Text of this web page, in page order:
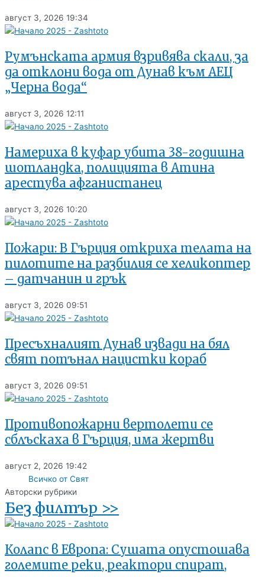
август 3, 2026 19:34
Румънската армия взривява скали, за
да отклони вода от Дунав към АЕЦ
„Черна вода“
август 3, 2026 12:11
Намериха в куфар убита 38-годишна
шотландка, полицията в Атина
арестува афганистанец
август 3, 2026 10:20
Пожари: В Гърция откриха телата на
пилотите на разбилия се хеликоптер
– датчанин и грък
август 3, 2026 09:51
Пресъхналият Дунав извади на бял
свят потънал нацистки кораб
август 3, 2026 09:51
Противопожарни вертолети се
сблъскаха в Гърция, има жертви
август 2, 2026 19:42
Всичко от Свят
Авторски рубрики
Без филтър >>
Колапс в Европа: Сушата опустошава
големите реки, реактори спират,